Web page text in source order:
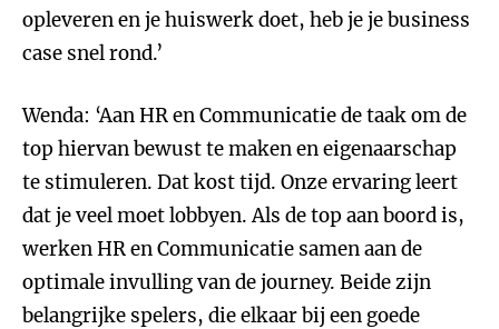
opleveren en je huiswerk doet, heb je je business
case snel rond.’
Wenda: ‘Aan HR en Communicatie de taak om de
top hiervan bewust te maken en eigenaarschap
te stimuleren. Dat kost tijd. Onze ervaring leert
dat je veel moet lobbyen. Als de top aan boord is,
werken HR en Communicatie samen aan de
optimale invulling van de journey. Beide zijn
belangrijke spelers, die elkaar bij een goede